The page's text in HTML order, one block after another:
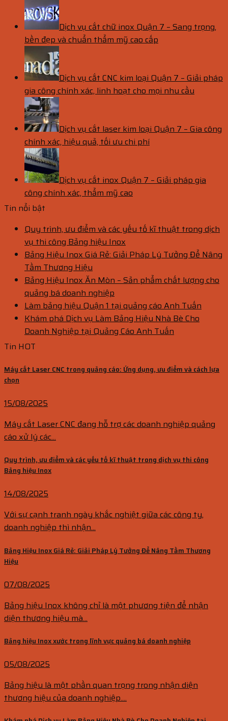
Dịch vụ cắt chữ inox Quận 7 – Sang trọng,
bền đẹp và chuẩn thẩm mỹ cao cấp
Dịch vụ cắt CNC kim loại Quận 7 – Giải pháp
gia công chính xác, linh hoạt cho mọi nhu cầu
Dịch vụ cắt laser kim loại Quận 7 – Gia công
chính xác, hiệu quả, tối ưu chi phí
Dịch vụ cắt inox Quận 7 – Giải pháp gia
công chính xác, thẩm mỹ cao
Tin nổi bật
Quy trình, ưu điểm và các yếu tố kĩ thuật trong dịch
vụ thi công Bảng hiệu Inox
Bảng Hiệu Inox Giá Rẻ: Giải Pháp Lý Tưởng Để Nâng
Tầm Thương Hiệu
Bảng Hiệu Inox Ăn Mòn – Sản phẩm chất lượng cho
quảng bá doanh nghiệp
Làm bảng hiệu Quận 1 tại quảng cáo Anh Tuấn
Khám phá Dịch vụ Làm Bảng Hiệu Nhà Bè Cho
Doanh Nghiệp tại Quảng Cáo Anh Tuấn
Tin HOT
Máy cắt Laser CNC trong quảng cáo: Ứng dụng, ưu điểm và cách lựa
chọn
15/08/2025
Máy cắt Laser CNC đang hỗ trợ các doanh nghiệp quảng
cáo xử lý các...
Quy trình, ưu điểm và các yếu tố kĩ thuật trong dịch vụ thi công
Bảng hiệu Inox
14/08/2025
Với sự cạnh tranh ngày khắc nghiệt giữa các công ty,
doanh nghiệp thì nhận...
Bảng Hiệu Inox Giá Rẻ: Giải Pháp Lý Tưởng Để Nâng Tầm Thương
Hiệu
07/08/2025
Bảng hiệu Inox không chỉ là một phương tiện để nhận
diện thương hiệu mà...
Bảng hiệu Inox xước trong lĩnh vực quảng bá doanh nghiệp
05/08/2025
Bảng hiệu là một phần quan trọng trong nhận diện
thương hiệu của doanh nghiệp....